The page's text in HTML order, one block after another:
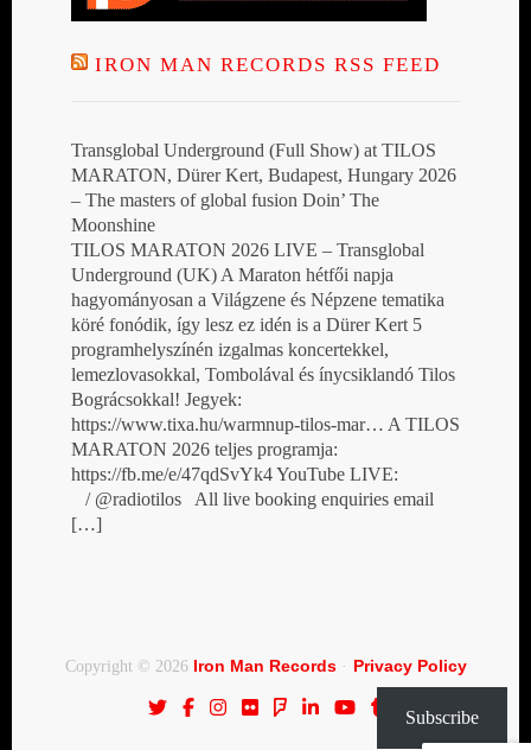
IRON MAN RECORDS RSS FEED
Transglobal Underground (Full Show) at TILOS
MARATON, Dürer Kert, Budapest, Hungary 2026
– The masters of global fusion Doin’ The
Moonshine
TILOS MARATON 2026 LIVE – Transglobal
Underground (UK) A Maraton hétfői napja
hagyományosan a Világzene és Népzene tematika
köré fonódik, így lesz ez idén is a Dürer Kert 5
programhelyszínén izgalmas koncertekkel,
lemezlovasokkal, Tombolával és ínycsiklandó Tilos
Bográcsokkal! Jegyek:
https://www.tixa.hu/warmnup-tilos-mar… A TILOS
MARATON 2026 teljes programja:
https://fb.me/e/47qdSvYk4 YouTube LIVE:
/ @radiotilos All live booking enquiries email
[…]
Copyright © 2026 Iron Man Records· Privacy Policy
Subscribe